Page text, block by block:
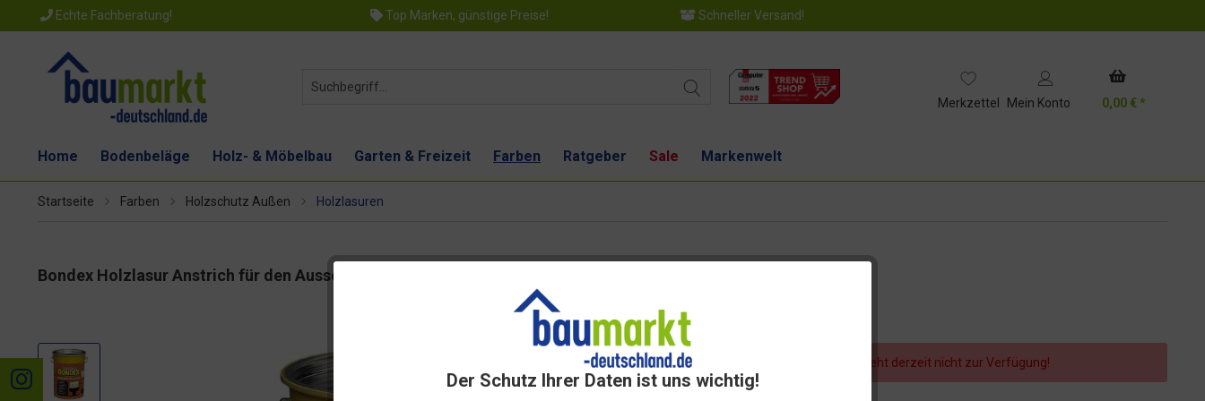
Echte Fachberatung! Top Marken, günstige Preise! Schneller Versand!
Merkzettel Mein Konto 0,00 € *
Home Bodenbeläge Holz- & Möbelbau Garten & Freizeit Farben Ratgeber Sale Markenwelt
Der Schutz Ihrer Daten ist uns wichtig!
Startseite Farben Holzschutz Außen Holzlasuren
Bondex Holzlasur Anstrich für den Aussenbereich 2,50 l Kiefer
Dieser Artikel steht derzeit nicht zur Verfügung!